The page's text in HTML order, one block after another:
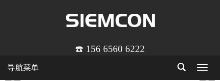
☎️ 156 6560 6222
Toggle
导航菜单